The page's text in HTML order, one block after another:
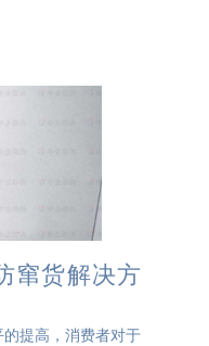
刷方式、印刷数量
签纸价格的因素：
窜货解决方
提高，消费者对于